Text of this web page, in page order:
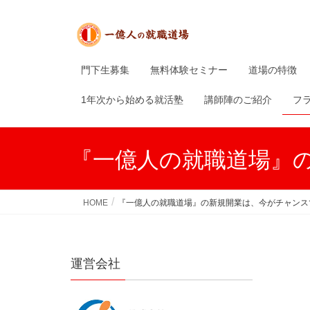
門下生募集 無料体験セミナー 道場の特徴
1年次から始める就活塾 講師陣のご紹介 フ
『一億人の就職道場
HOME 『一億人の就職道場』の新規開業は、今がチャン
運営会社